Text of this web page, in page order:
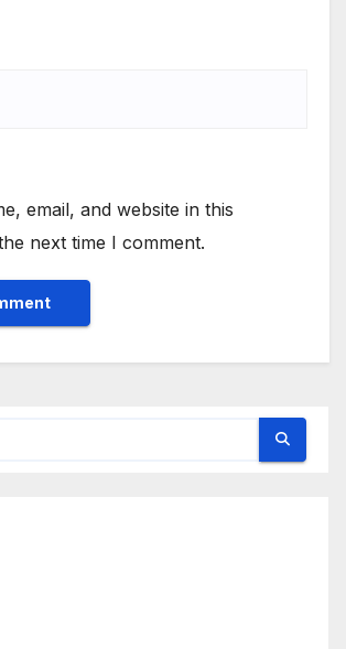
email, and website in this
next time I comment.